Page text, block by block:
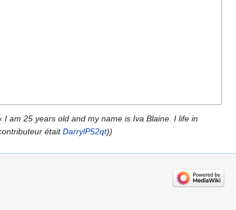
I am 25 years old and my name is Iva Blaine. I life in
étaitDarrylP52qt))